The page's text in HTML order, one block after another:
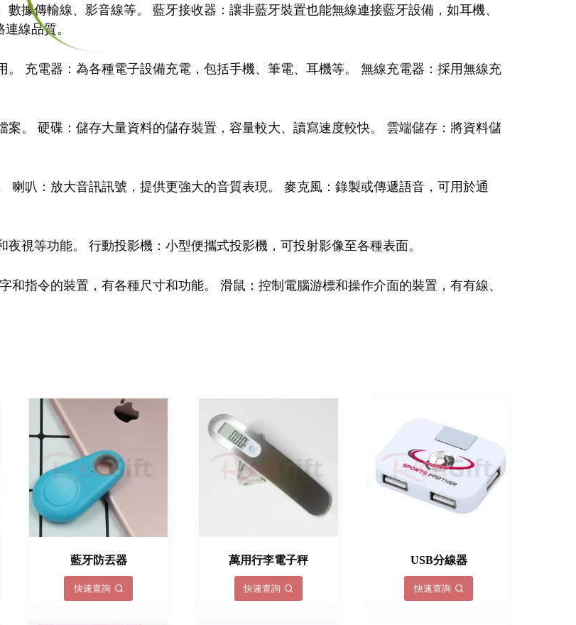
據傳輸線、影音線等。 藍牙接收器：讓非藍牙裝置也能無線連接藍牙設備，如耳機、
線品質。
充電器：為各種電子設備充電，包括手機、筆電、耳機等。 無線充電器：採用無線充
。 硬碟：儲存大量資料的儲存裝置，容量較大、讀寫速度較快。 雲端儲存：將資料儲
喇叭：放大音訊訊號，提供更強大的音質表現。 麥克風：錄製或傳遞語音，可用於通
視等功能。 行動投影機：小型便攜式投影機，可投射影像至各種表面。
指令的裝置，有各種尺寸和功能。 滑鼠：控制電腦游標和操作介面的裝置，有有線、
藍牙防丟器
快速查詢
萬用行李電子秤
快速查詢
USB分線器
快速查詢